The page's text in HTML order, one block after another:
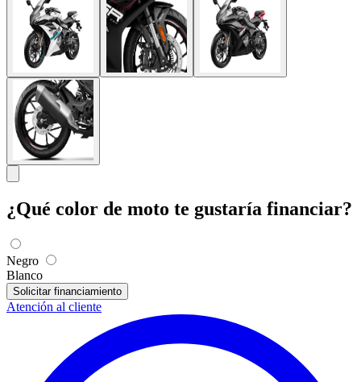
¿Qué color de moto te gustaría financiar?
Negro
Blanco
Solicitar financiamiento
Atención al cliente